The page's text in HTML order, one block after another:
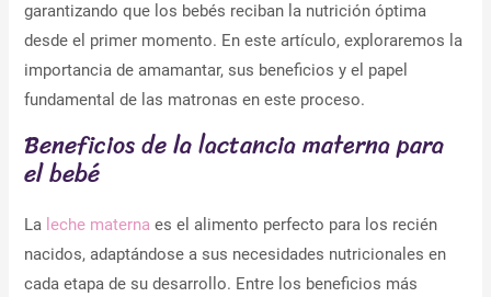
garantizando que los bebés reciban la nutrición óptima
desde el primer momento. En este artículo, exploraremos la
importancia de amamantar, sus beneficios y el papel
fundamental de las matronas en este proceso.
Beneficios de la lactancia materna para
el bebé
La leche materna es el alimento perfecto para los recién
nacidos, adaptándose a sus necesidades nutricionales en
cada etapa de su desarrollo. Entre los beneficios más